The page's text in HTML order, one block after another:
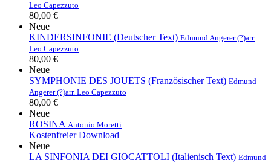
Leo Capezzuto
80,00 €
Neue
KINDERSINFONIE (Deutscher Text) Edmund Angerer (?)arr.
Leo Capezzuto
80,00 €
Neue
SYMPHONIE DES JOUETS (Französischer Text) Edmund
Angerer (?)arr. Leo Capezzuto
80,00 €
Neue
ROSINA Antonio Moretti
Kostenfreier Download
Neue
LA SINFONIA DEI GIOCATTOLI (Italienisch Text) Edmund